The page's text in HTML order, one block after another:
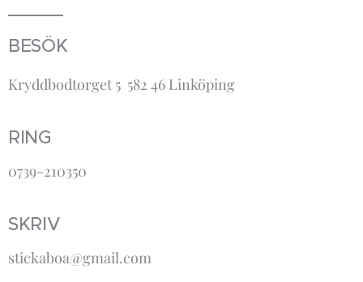
BESÖK
Kryddbodtorget 5 582 46 Linköping
RING
0739-210350
SKRIV
stickaboa@gmail.com